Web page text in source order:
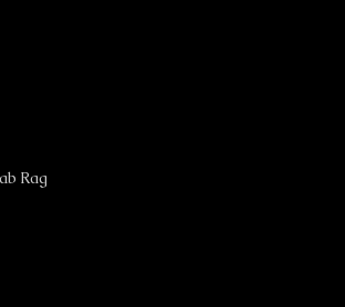
Rag